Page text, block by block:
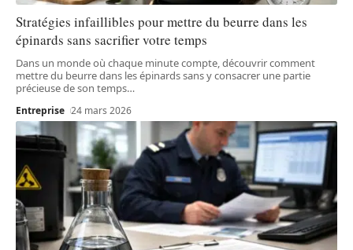
Stratégies infaillibles pour mettre du beurre dans les
épinards sans sacrifier votre temps
Dans un monde où chaque minute compte, découvrir comment
mettre du beurre dans les épinards sans y consacrer une partie
précieuse de son temps…
Entreprise 24 mars 2026